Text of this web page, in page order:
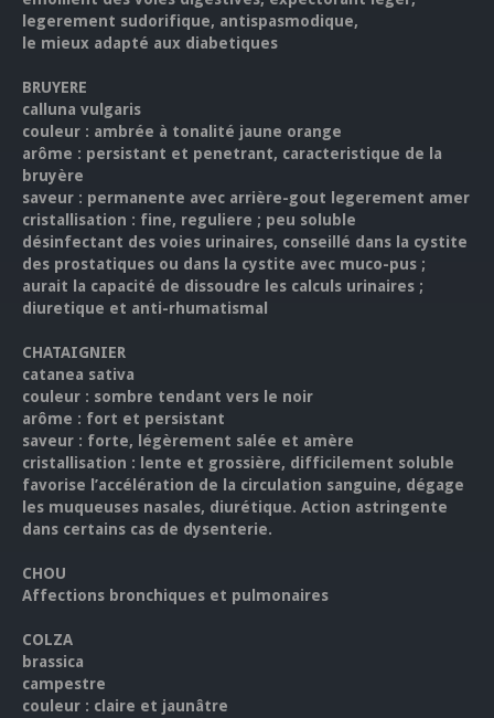
legerement sudorifique, antispasmodique,
le mieux adapté aux diabetiques
BRUYERE
calluna vulgaris
couleur : ambrée à tonalité jaune orange
arôme : persistant et penetrant, caracteristique de la
bruyère
saveur : permanente avec arrière-gout legerement amer
cristallisation : fine, reguliere ; peu soluble
désinfectant des voies urinaires, conseillé dans la cystite
des prostatiques ou dans la cystite avec muco-pus ;
aurait la capacité de dissoudre les calculs urinaires ;
diuretique et anti-rhumatismal
CHATAIGNIER
catanea sativa
couleur : sombre tendant vers le noir
arôme : fort et persistant
saveur : forte, légèrement salée et amère
cristallisation : lente et grossière, difficilement soluble
favorise l’accélération de la circulation sanguine, dégage
les muqueuses nasales, diurétique. Action astringente
dans certains cas de dysenterie.
CHOU
Affections bronchiques et pulmonaires
COLZA
brassica
campestre
couleur : claire et jaunâtre